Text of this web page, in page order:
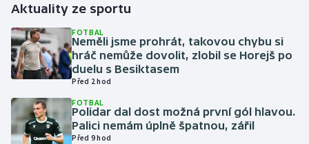
Gymnastika
Házená
Judo
Aktuality ze sportu
FOTBAL
Neměli jsme prohrát, takovou chybu si
hráč nemůže dovolit, zlobil se Horejš po
duelu s Besiktasem
Před 2 hod
FOTBAL
Polidar dal dost možná první gól hlavou.
Palici nemám úplně špatnou, zářil
Před 9 hod